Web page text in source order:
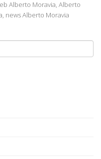
Alberto Moravia, Alberto
news Alberto Moravia